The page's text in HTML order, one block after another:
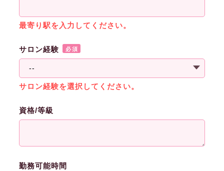
最寄り駅を入力してください。
サロン経験 必須
サロン経験を選択してください。
資格/等級
勤務可能時間